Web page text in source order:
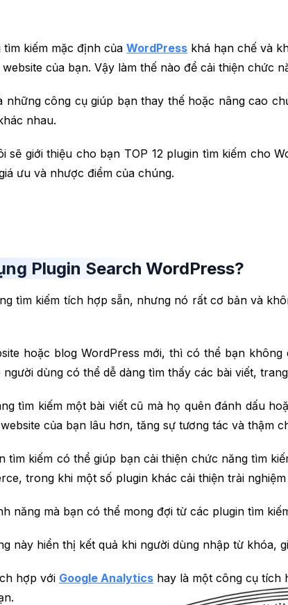
tìm kiếm mặc định củaWordPress khá hạn chế và
của bạn. Vậy làm thế nào để cải thiện chức
những công cụ giúp bạn thay thế hoặc nâng cao
nhau.
sẽ giới thiệu cho bạn TOP 12 plugin tìm kiếm cho
ưu và nhược điểm của chúng.
Plugin Search WordPress?
tìm kiếm tích hợp sẵn, nhưng nó rất cơ bản và
hoặc blog WordPress mới, thì có thể bạn
dùng có thể dễ dàng tìm thấy các bài viết,
tìm kiếm một bài viết cũ mà họ quên đánh dấu
của bạn lâu hơn, tăng sự tương tác và thậm
tìm kiếm có thể giúp bạn cải thiện chức năng tìm
trong khi một số plugin khác cải thiện trải
năng mà bạn có thể mong đợi từ các plugin tìm
này hiển thị kết quả khi người dùng nhập từ khóa,
hợp với Google Analyticshay là một công cụ tích